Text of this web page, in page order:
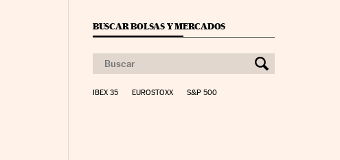
BUSCAR BOLSAS Y MERCADOS
IBEX 35 EUROSTOXX S&P 500